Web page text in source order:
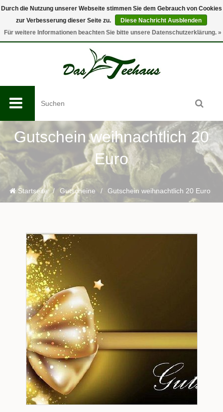
0
Gutschein weihnachtlich 20
Euro
Startseite / Gutscheine / Gutschein weihnachtlich 20 Euro
Durch die Nutzung unserer Webseite stimmen Sie dem Gebrauch von Cookies
zur Verbesserung dieser Seite zu.
Diese Nachricht Ausblenden
Für weitere Informationen beachten Sie bitte unsere Datenschutzerklärung. »